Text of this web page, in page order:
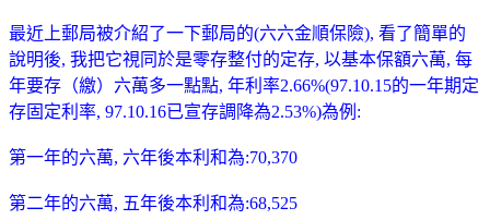
最近上郵局被介紹了一下郵局的(六六金順保險), 看了簡單的
說明後, 我把它視同於是零存整付的定存, 以基本保額六萬, 每
年要存（繳）六萬多一點點, 年利率2.66%(97.10.15的一年期定
存固定利率, 97.10.16已宣存調降為2.53%)為例:
第一年的六萬, 六年後本利和為:70,370
第二年的六萬, 五年後本利和為:68,525